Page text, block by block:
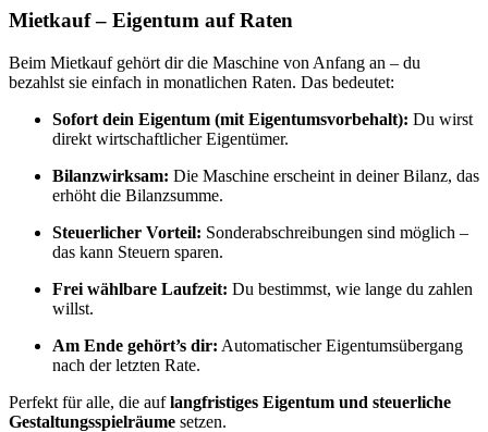
Mietkauf – Eigentum auf Raten
Beim Mietkauf gehört dir die Maschine von Anfang an – du
bezahlst sie einfach in monatlichen Raten. Das bedeutet:
Sofort dein Eigentum (mit Eigentumsvorbehalt): Du wirst
direkt wirtschaftlicher Eigentümer.
Bilanzwirksam: Die Maschine erscheint in deiner Bilanz, das
erhöht die Bilanzsumme.
Steuerlicher Vorteil: Sonderabschreibungen sind möglich –
das kann Steuern sparen.
Frei wählbare Laufzeit: Du bestimmst, wie lange du zahlen
willst.
Am Ende gehört’s dir: Automatischer Eigentumsübergang
nach der letzten Rate.
Perfekt für alle, die auflangfristiges Eigentum und steuerliche
Gestaltungsspielräume setzen.